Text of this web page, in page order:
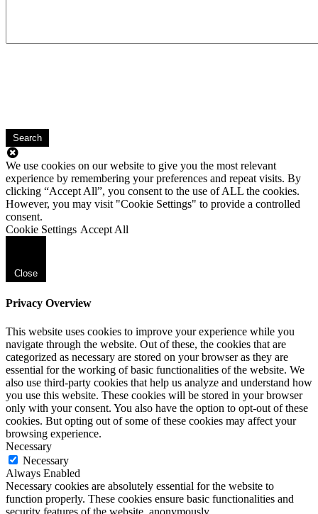
Search
We use cookies on our website to give you the most relevant
experience by remembering your preferences and repeat visits. By
clicking “Accept All”, you consent to the use of ALL the cookies.
However, you may visit "Cookie Settings" to provide a controlled
consent.
Cookie Settings Accept All
Close
Privacy Overview
This website uses cookies to improve your experience while you
navigate through the website. Out of these, the cookies that are
categorized as necessary are stored on your browser as they are
essential for the working of basic functionalities of the website. We
also use third-party cookies that help us analyze and understand how
you use this website. These cookies will be stored in your browser
only with your consent. You also have the option to opt-out of these
cookies. But opting out of some of these cookies may affect your
browsing experience.
Necessary
Necessary
Always Enabled
Necessary cookies are absolutely essential for the website to
function properly. These cookies ensure basic functionalities and
security features of the website, anonymously.